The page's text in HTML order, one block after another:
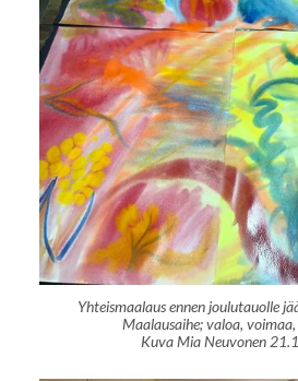
Yhteismaalaus ennen joulutauolle
Maalausaihe; valoa,
Kuva Mia Neuvonen